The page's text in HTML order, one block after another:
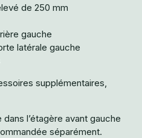
de 250 mm
gauche
latérale gauche
supplémentaires,
l’étagère avant gauche
séparément.